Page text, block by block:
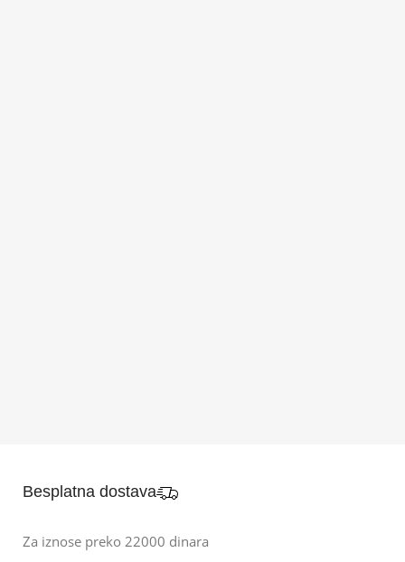
Besplatna dostava
Za iznose preko 22000 dinara